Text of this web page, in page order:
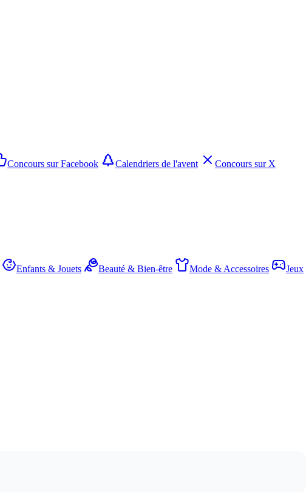
Concours sur Facebook Calendriers de l'avent
Concours sur X
Enfants & Jouets Beauté & Bien-être Mode & Accessoires
Jeux